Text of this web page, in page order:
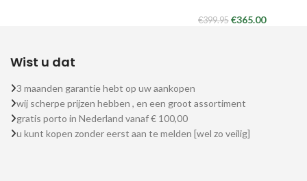
€399.95 €365.00
Wist u dat
3 maanden garantie hebt op uw aankopen
wij scherpe prijzen hebben , en een groot assortiment
gratis porto in Nederland vanaf € 100,00
u kunt kopen zonder eerst aan te melden [wel zo veilig]